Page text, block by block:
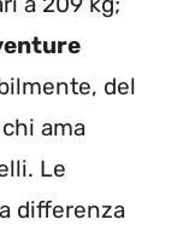
del
ama
Le
differenza